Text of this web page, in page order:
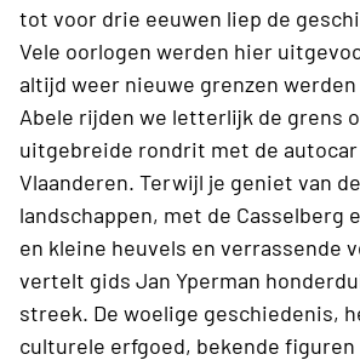
tot voor drie eeuwen liep de
Vele oorlogen werden hier
altijd weer nieuwe grenzen
Abele rijden we letterlijk de grens
uitgebreide rondrit met de
Vlaanderen. Terwijl je geniet van
landschappen, met de Casselberg
en kleine heuvels en verrassende
vertelt gids Jan Yperman
streek. De woelige geschiedenis,
culturele erfgoed, bekende